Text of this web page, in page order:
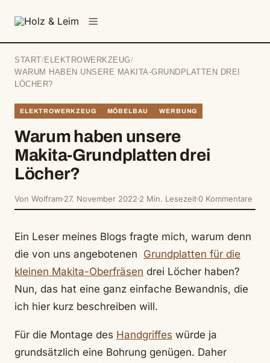
START / ELEKTROWERKZEUG/
WARUM HABEN UNSERE MAKITA-GRUNDPLATTEN DREI
LÖCHER?
ELEKTROWERKZEUG MÖBELBAU WERBUNG
Warum haben unsere
Makita-Grundplatten drei
Löcher?
Von Wolfram 27. November 2022 2 Min. Lesezeit0 Kommentare
Ein Leser meines Blogs fragte mich, warum denn
die von uns angebotenen Grundplatten für die
kleinen Makita-Oberfräsen drei Löcher haben?
Nun, das hat eine ganz einfache Bewandnis, die
ich hier kurz beschreiben will.
Für die Montage des Handgriffes würde ja
grundsätzlich eine Bohrung genügen. Daher